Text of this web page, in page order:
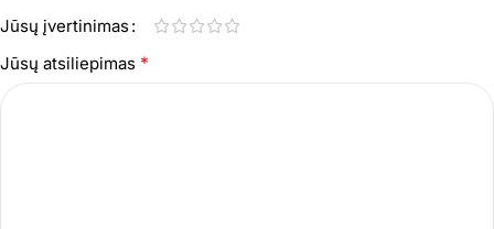
Jūsų įvertinimas
Jūsų atsiliepimas *